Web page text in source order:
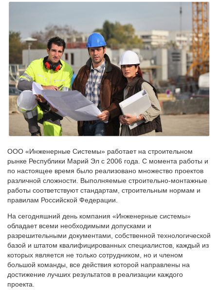
ООО «Инженерные Системы» работает на строительном
рынке Республики Марий Эл с 2006 года. С момента работы и
по настоящее время было реализовано множество проектов
различной сложности. Выполняемые строительно-монтажные
работы соответствуют стандартам, строительным нормам и
правилам Российской Федерации.
На сегодняшний день компания «Инженерные системы»
обладает всеми необходимыми допусками и
разрешительными документами, собственной технологической
базой и штатом квалифицированных специалистов, каждый из
которых является не только сотрудником, но и членом
большой команды, все действия которой направлены на
достижение лучших результатов в реализации каждого
проекта.